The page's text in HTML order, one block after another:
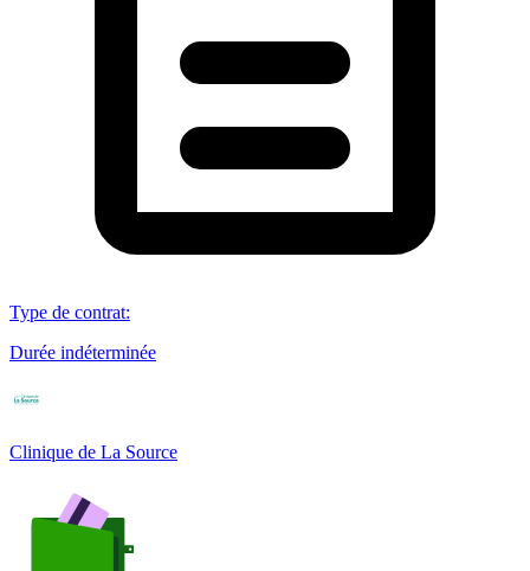
Type de contrat:
Durée indéterminée
Clinique de La Source